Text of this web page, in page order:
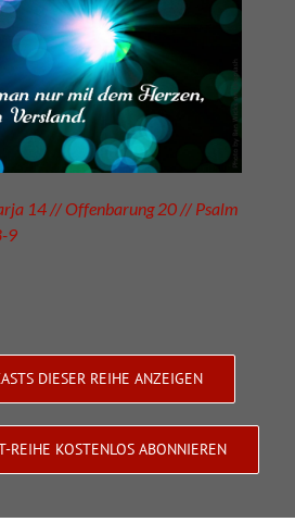
14 // Offenbarung 20 // Psalm
9
DIESER REIHE ANZEIGEN
REIHE KOSTENLOS ABONNIEREN